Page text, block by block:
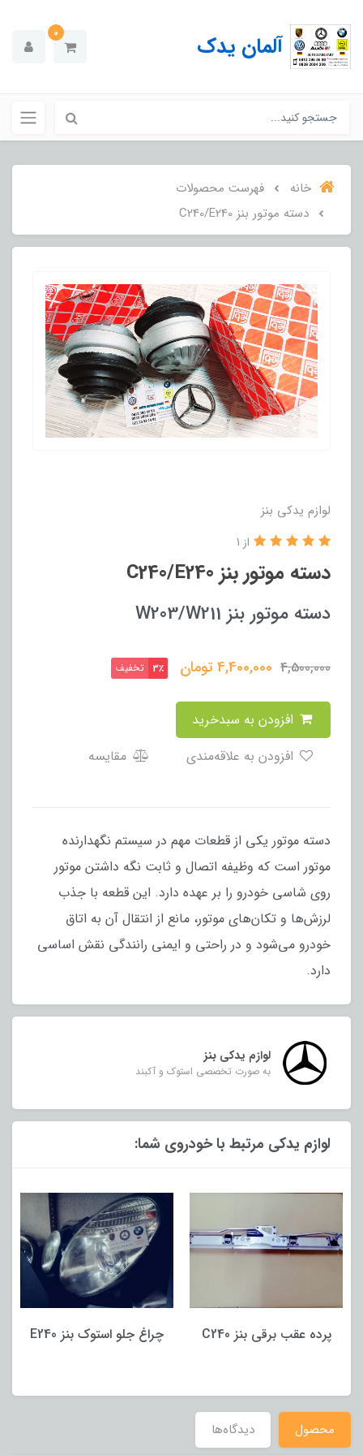
آلمان یدک 0
خانه
فهرست محصولات
دسته موتور بنز C240/E240
لوازم یدکی بنز
دسته موتور بنز C240/E240
از 1
دسته موتور بنز W203/W211
4,500,000
4,400,000تومان 3٪ تخفیف
مقایسه
دسته موتور یکی از قطعات مهم در سیستم نگهدارنده
موتور است که وظیفه اتصال و ثابت نگه داشتن موتور
روی شاسی خودرو را بر عهده دارد. این قطعه با جذب
لرزش‌ها و تکان‌های موتور، مانع از انتقال آن به اتاق
خودرو می‌شود و در راحتی و ایمنی رانندگی نقش اساسی
دارد.
لوازم یدکی بنز
به صورت تخصصی استوک و آکبند
لوازم یدکی مرتبط با خودروی شما:
چراغ جلو استوک بنز E240 رله برق مرسدس بنز E200
محصول دیدگاه‌ها